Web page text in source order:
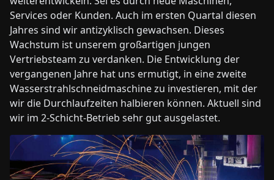
Services oder Kunden. Auch im ersten Quartal diesen
Jahres sind wir antizyklisch gewachsen. Dieses
Wachstum ist unserem großartigen jungen
Vertriebsteam zu verdanken. Die Entwicklung der
vergangenen Jahre hat uns ermutigt, in eine zweite
Wasserstrahlschneidmaschine zu investieren, mit der
wir die Durchlaufzeiten halbieren können. Aktuell sind
wir im 2-Schicht-Betrieb sehr gut ausgelastet.